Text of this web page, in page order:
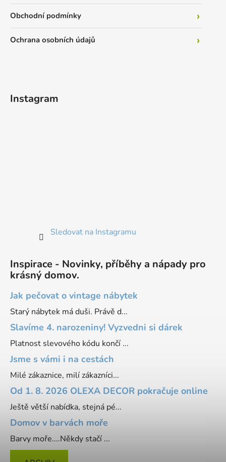
Obchodní podmínky
Ochrana osobních údajů
Instagram
Sledovat na Instagramu
Inspirace - Novinky, příběhy a nápady pro
krásný domov.
Jak pečovat o vintage nábytek
Starý nábytek má duši. Právě d...
Slavíme 4. narozeniny! Vyzvedni si dárek
Platnost slevového kódu končí ...
Jsme s vámi i na cestách
Milé zákaznice, milí zákazníci...
Od 1. 8. 2026 OLEXA DECOR pokračuje online
Ještě větší nabídka, stejná pé...
Domov v barvách moře
Barvy moře....Někdy stačí ...